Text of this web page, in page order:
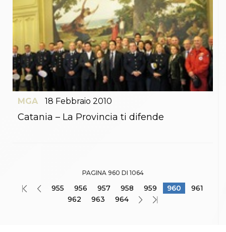
MGA 18 Febbraio 2010
Catania – La Provincia ti difende
PAGINA 960 DI 1064
955 956 957 958 959 960
961
962
963 964